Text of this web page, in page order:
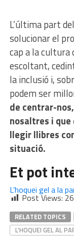
L’última part
solucionar el
cap a la cultura
escoltant,
la inclusió i,
podem ser
de centrar-
nosaltres i
llegir llibres
situació.
Et pot
L’hoquei gel a la
Post Views:
RELATED TOPICS
L'HOQUEI GEL AL